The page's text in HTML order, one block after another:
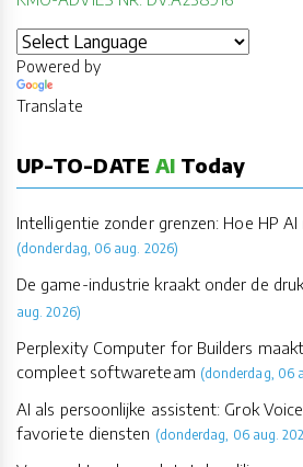
Powered by
Translate
UP-TO-DATE AI Today
Intelligentie zonder grenzen: Hoe HP
(donderdag, 06 aug. 2026)
De game-industrie kraakt onder de
aug. 2026)
Perplexity Computer for Builders
compleet softwareteam (donderdag, 06
AI als persoonlijke assistent: Grok
favoriete diensten (donderdag, 06 aug.